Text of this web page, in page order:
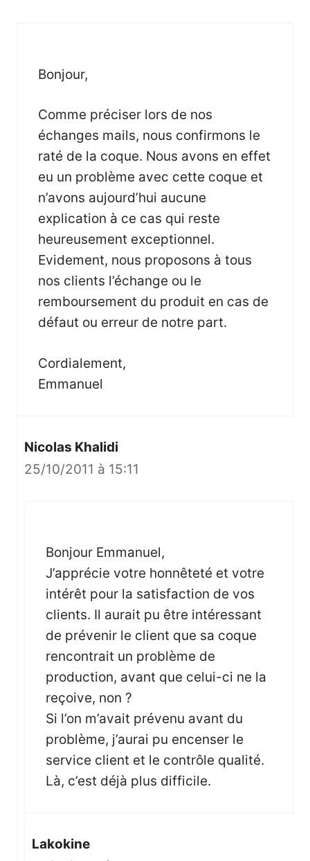
Bonjour,
Comme préciser lors de nos
échanges mails, nous confirmons le
raté de la coque. Nous avons en effet
eu un problème avec cette coque et
n’avons aujourd’hui aucune
explication à ce cas qui reste
heureusement exceptionnel.
Evidement, nous proposons à tous
nos clients l’échange ou le
remboursement du produit en cas de
défaut ou erreur de notre part.
Cordialement,
Emmanuel
Nicolas Khalidi
25/10/2011 à 15:11
Bonjour Emmanuel,
J’apprécie votre honnêteté et votre
intérêt pour la satisfaction de vos
clients. Il aurait pu être intéressant
de prévenir le client que sa coque
rencontrait un problème de
production, avant que celui-ci ne la
reçoive, non ?
Si l’on m’avait prévenu avant du
problème, j’aurai pu encenser le
service client et le contrôle qualité.
Là, c’est déjà plus difficile.
Lakokine